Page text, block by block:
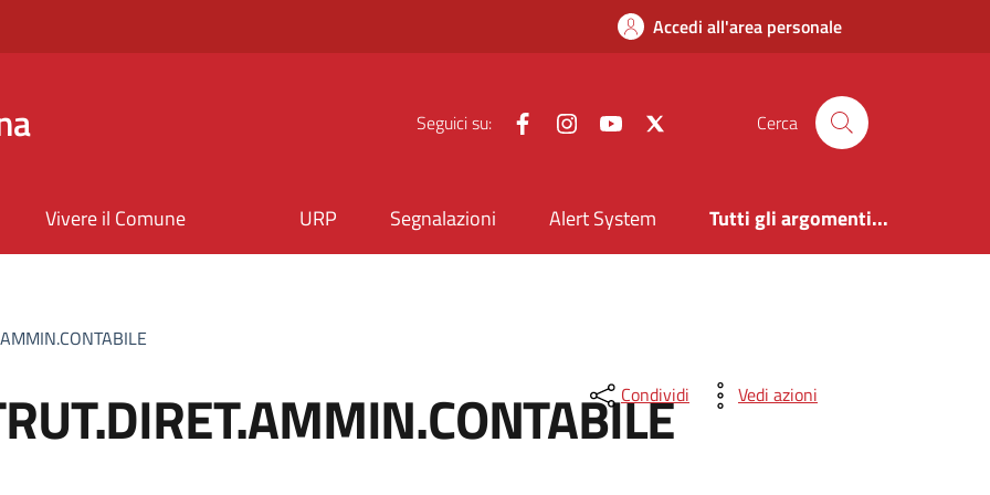
Accedi all'area personale
Seguici su: FacebookInstagramYouTube Cerca
Vivere il Comune URP Segnalazioni Alert System Tutti gli argomenti...
Condividi Vedi azioni